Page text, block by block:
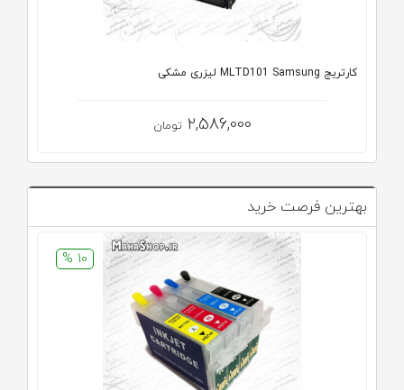
کارتریج MLTD101 Samsung لیزری مشکی
2,586,000 تومان
بهترین فرصت خرید
10 %